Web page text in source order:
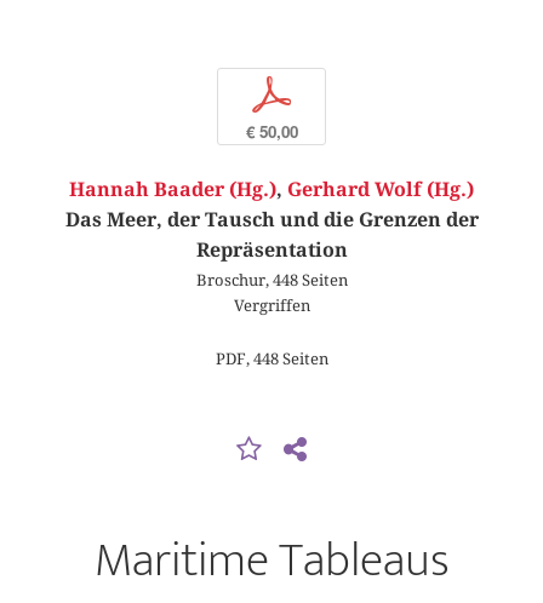
p
€ 50,00
Hannah Baader (Hg.), Gerhard Wolf (Hg.)
Das Meer, der Tausch und die Grenzen der
Repräsentation
Broschur, 448 Seiten
Vergriffen
PDF, 448 Seiten
Maritime Tableaus